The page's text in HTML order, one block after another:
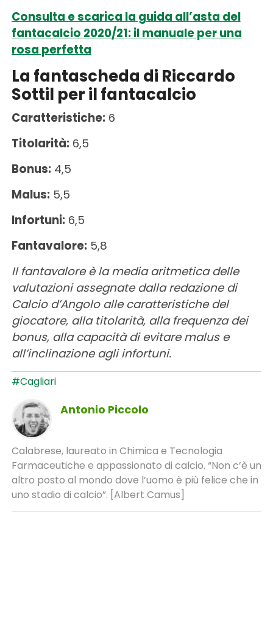
Consulta e scarica la guida all’asta del
fantacalcio 2020/21: il manuale per una
rosa perfetta
La fantascheda di Riccardo
Sottil per il fantacalcio
Caratteristiche:6
Titolarità:6,5
Bonus:4,5
Malus:5,5
Infortuni:6,5
Fantavalore:5,8
Il fantavalore è la media aritmetica delle
valutazioni assegnate dalla redazione di
Calcio d’Angolo alle caratteristiche del
giocatore, alla titolarità, alla frequenza dei
bonus, alla capacità di evitare malus e
all’inclinazione agli infortuni.
#Cagliari
Antonio Piccolo
Calabrese, laureato in Chimica e Tecnologia
Farmaceutiche e appassionato di calcio. “Non c’è un
altro posto al mondo dove l’uomo è più felice che in
uno stadio di calcio”. [Albert Camus]